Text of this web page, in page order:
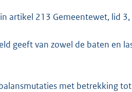
artikel 213 Gemeentewet, lid 3,
geeft van zowel de baten en
met betrekking